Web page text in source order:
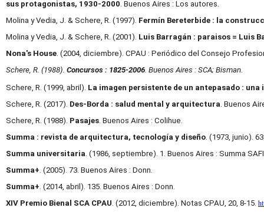
sus protagonistas, 1930-2000. Buenos Aires : Los autores.
Molina y Vedia, J. & Schere, R. (1997). Fermín Bereterbide : la
Molina y Vedia, J. & Schere, R. (2001). Luis Barragán : paraisos = Luis
Nona's House. (2004, diciembre). CPAU : Periódico del Consejo
Schere, R. (1988). Concursos : 1825-2006. Buenos Aires : SCA; Bisman.
Schere, R. (1999, abril). La imagen persistente de un antepasado :
Schere, R. (2017). Des-Borda : salud mental y arquitectura. Buenos
Schere, R. (1988). Pasajes. Buenos Aires : Colihue.
Summa : revista de arquitectura, tecnología y diseño. (1973, junio).
Summa universitaria. (1986, septiembre). 1. Buenos Aires : Summa
Summa+. (2005). 73. Buenos Aires : Donn.
Summa+. (2014, abril). 135. Buenos Aires : Donn.
XIV Premio Bienal SCA CPAU. (2012, diciembre). Notas CPAU, 20, 8-15.